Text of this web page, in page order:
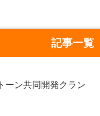
記事一覧
ーン共同開発クラン